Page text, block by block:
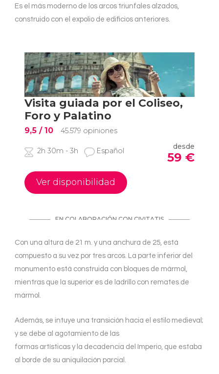
Es el más moderno de los arcos triunfales alzados,
construido con el expolio de edificios anteriores.
Con una altura de 21 m. y una anchura de 25, está
compuesto a su vez por tres arcos. La parte inferior del
monumento está construida con bloques de mármol,
mientras que la superior es de ladrillo con remates de
mármol.
Además, se intuye una transición hacia el estilo medieval;
y se debe al agotamiento de las
formas artísticas y la decadencia del Imperio, que estaba
al borde de su aniquilación parcial.